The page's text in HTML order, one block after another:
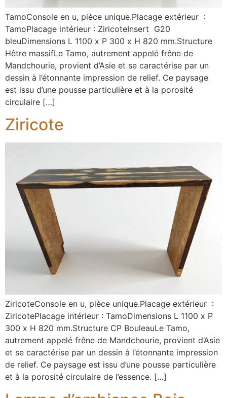
TamoConsole en u, pièce unique.Placage extérieur :
TamoPlacage intérieur : ZiricoteInsert G20
bleuDimensions L 1100 x P 300 x H 820 mm.Structure
Hêtre massifLe Tamo, autrement appelé frêne de
Mandchourie, provient d’Asie et se caractérise par un
dessin à l’étonnante impression de relief. Ce paysage
est issu d’une pousse particulière et à la porosité
circulaire […]
Ziricote
ZiricoteConsole en u, pièce unique.Placage extérieur :
ZiricotePlacage intérieur : TamoDimensions L 1100 x P
300 x H 820 mm.Structure CP BouleauLe Tamo,
autrement appelé frêne de Mandchourie, provient d’Asie
et se caractérise par un dessin à l’étonnante impression
de relief. Ce paysage est issu d’une pousse particulière
et à la porosité circulaire de l’essence. […]